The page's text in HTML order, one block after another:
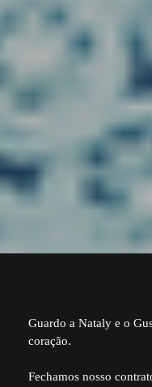
Guardo a Nataly e o
coração.
Fechamos nosso